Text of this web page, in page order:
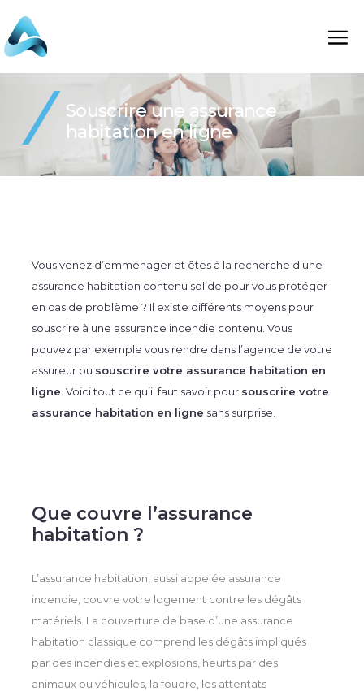
Souscrire une assurance
habitation en ligne
Vous venez d’emménager et êtes à la recherche d’une
assurance habitation contenu solide pour vous protéger
en cas de problème ? Il existe différents moyens pour
souscrire à une assurance incendie contenu . Vous
pouvez par exemple vous rendre dans l’agence de votre
assureur ou souscrire votre assurance habitation en
ligne . Voici tout ce qu’il faut savoir pour souscrire votre
assurance habitation en ligne sans surprise.
Que couvre l’assurance
habitation ?
L’assurance habitation, aussi appelée assurance
incendie, couvre votre logement contre les dégâts
matériels. La couverture de base d’une assurance
habitation classique comprend les dégâts impliqués
par des incendies et explosions, heurts par des
animaux ou véhicules, la foudre, les attentats